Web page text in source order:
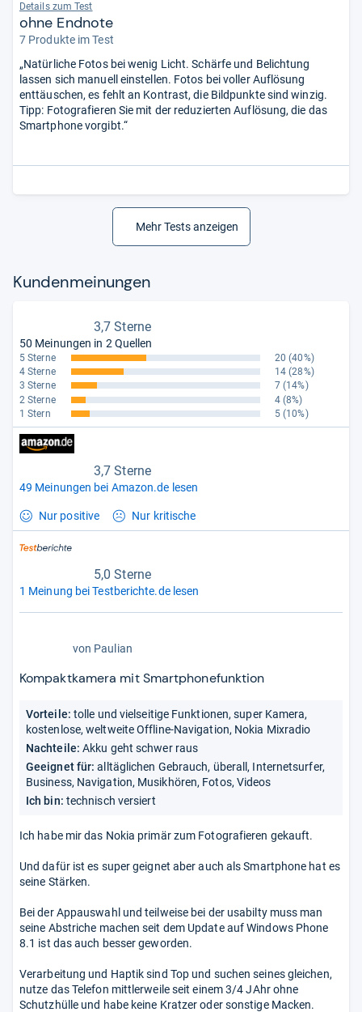
Details zum Test
ohne Endnote
7 Produkte im Test
„Natürliche Fotos bei wenig Licht. Schärfe und Belichtung
lassen sich manuell einstellen. Fotos bei voller Auflösung
enttäuschen, es fehlt an Kontrast, die Bildpunkte sind winzig.
Tipp: Fotografieren Sie mit der reduzierten Auflösung, die das
Smartphone vorgibt.“
Mehr Tests anzeigen
Kun­den­mei­nun­gen
3,7 Sterne
50 Meinungen in 2 Quellen
5 Sterne 20 (40%)
4 Sterne
14 (28%)
3 Sterne
7 (14%)
2 Sterne
4 (8%)
1 Stern
5 (10%)
3,7 Sterne
49 Meinungen bei Amazon.de lesen
Nur positive Nur kritische
5,0 Sterne
1 Meinung bei Testberichte.de lesen
5
Sternen
von Paulian
Kompaktkamera mit Smartphonefunktion
Vorteile: tolle und vielseitige Funktionen, super Kamera,
kostenlose, weltweite Offline-Navigation, Nokia Mixradio
Nachteile: Akku geht schwer raus
Geeignet für: alltäglichen Gebrauch, überall, Internetsurfer,
Business, Navigation, Musikhören, Fotos, Videos
Ich bin: technisch versiert
Ich habe mir das Nokia primär zum Fotografieren gekauft.
Und dafür ist es super geignet aber auch als Smartphone hat es
seine Stärken.
Bei der Appauswahl und teilweise bei der usabilty muss man
seine Abstriche machen seit dem Update auf Windows Phone
8.1 ist das auch besser geworden.
Verarbeitung und Haptik sind Top und suchen seines gleichen,
nutze das Telefon mittlerweile seit einem 3/4 JAhr ohne
Schutzhülle und habe keine Kratzer oder sonstige Macken.